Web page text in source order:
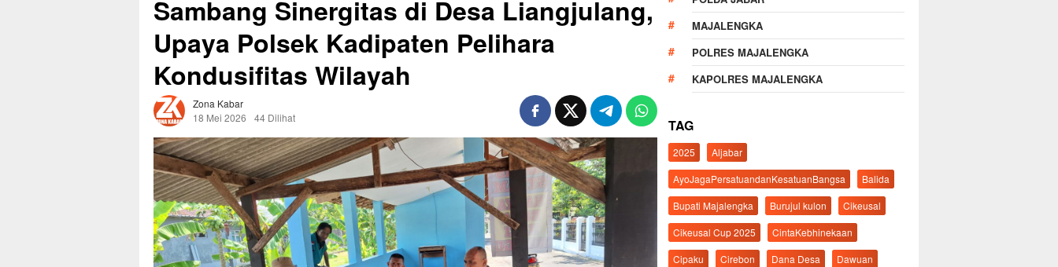
Sambang Sinergitas di Desa Liangjulang,
Upaya Polsek Kadipaten Pelihara
Kondusifitas Wilayah
Zona Kabar
18 Mei 2026
44 Dilihat
MAJALENGKA
POLRES MAJALENGKA
KAPOLRES MAJALENGKA
TAG
2025
Aljabar
AyoJagaPersatuandanKesatuanBangsa
Balida
Bupati Majalengka
Burujul kulon
Cikeusal
Cikeusal Cup 2025
CintaKebhinekaan
Cipaku
Cirebon Dana Desa
Dawuan